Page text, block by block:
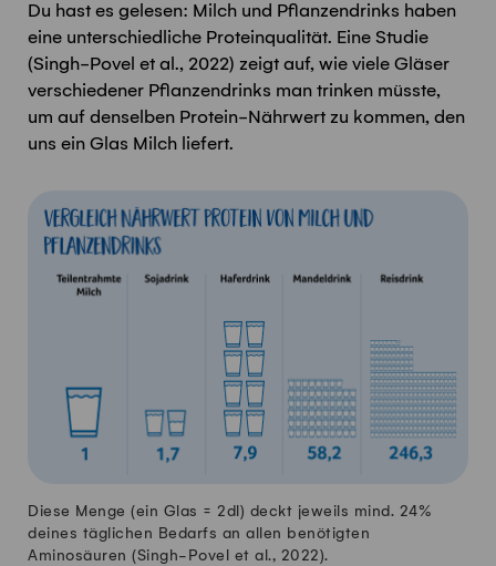
Du hast es gelesen: Milch und Pflanzendrinks haben
eine unterschiedliche Proteinqualität. Eine Studie
(Singh-Povel et al., 2022) zeigt auf, wie viele Gläser
verschiedener Pflanzendrinks man trinken müsste,
um auf denselben Protein-Nährwert zu kommen, den
uns ein Glas Milch liefert.
Diese Menge (ein Glas = 2dl) deckt jeweils mind. 24%
deines täglichen Bedarfs an allen benötigten
Aminosäuren (Singh- Povel et al., 2022).